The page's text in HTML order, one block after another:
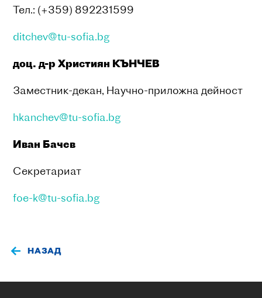
Тел.: (+359) 892231599
ditchev@tu-sofia.bg
доц. д-р Християн КЪНЧЕВ
Заместник-декан, Научно-приложна дейност
hkanchev@tu-sofia.bg
Иван Бачев
Секретариат
foe-k@tu-sofia.bg
НАЗАД